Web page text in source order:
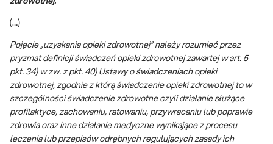
(…)
Pojęcie „uzyskania opieki zdrowotnej” należy rozumieć przez
pryzmat definicji świadczeń opieki zdrowotnej zawartej w art. 5
pkt. 34) w zw. z pkt. 40) Ustawy o świadczeniach opieki
zdrowotnej, zgodnie z którą świadczenie opieki zdrowotnej to w
szczególności świadczenie zdrowotne czyli działanie służące
profilaktyce, zachowaniu, ratowaniu, przywracaniu lub poprawie
zdrowia oraz inne działanie medyczne wynikające z procesu
leczenia lub przepisów odrębnych regulujących zasady ich